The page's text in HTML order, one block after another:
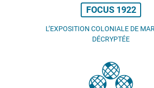
FOCUS 1922
L’EXPOSITION COLONIALE DE
DÉCRYPTÉE